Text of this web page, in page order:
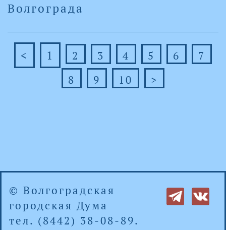
Волгограда
< 1 2 3 4 5 6
7
8
9 10 >
© Волгоградская
городская Дума
тел. (8442) 38-08-89.